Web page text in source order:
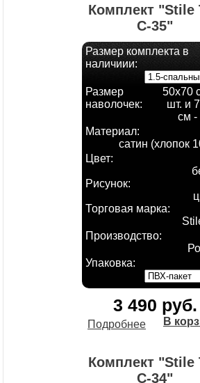
Комплект "Stile
С-35"
Размер комплекта в
наличиии:
Размер
наволочек:
50х70
шт. и
см -
Материал:
сатин (хлопок
Цвет:
Рисунок:
Торговая марка:
Производство:
Упаковка:
3 490 руб.
Подробнее В
Комплект "Stile
С-34"